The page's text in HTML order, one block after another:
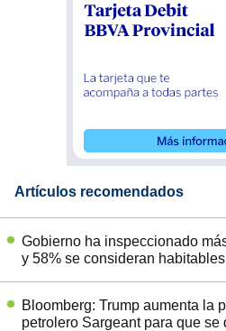
Artículos recomendados
Gobierno ha inspeccionado
y 58% se consideran habitables
Bloomberg: Trump aumenta la
petrolero Sargeant para que